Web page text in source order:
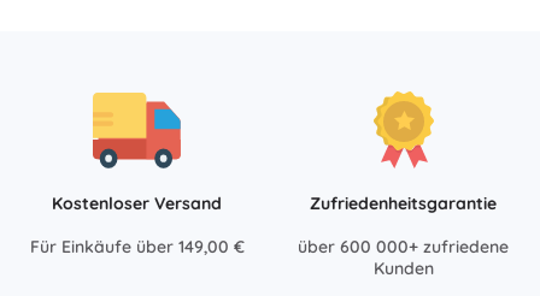
Kostenloser Versand
Für Einkäufe über 149,00 €
Zufriedenheitsgarantie
über 600 000+ zufriedene
Kunden